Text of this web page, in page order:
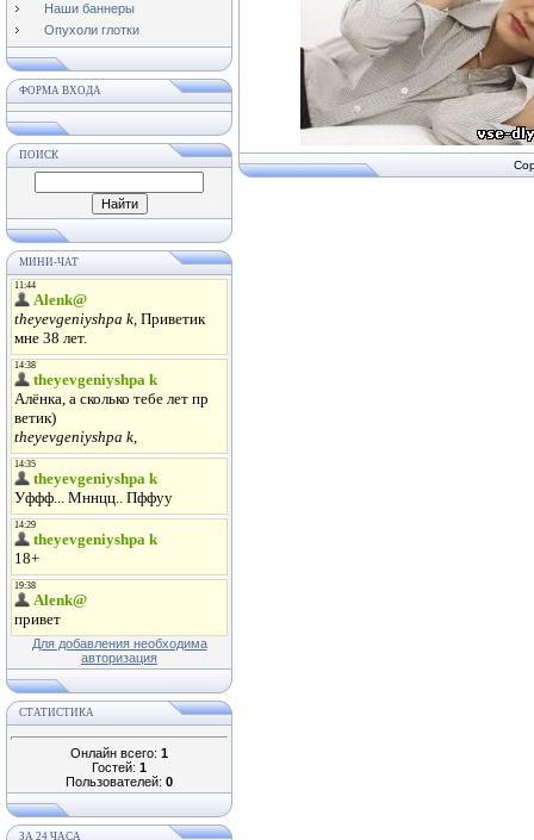
Наши баннеры
Опухоли глотки
ФОРМА ВХОДА
ПОИСК
МИНИ-ЧАТ
Для добавления необходима
авторизация
СТАТИСТИКА
Онлайн всего: 1
Гостей: 1
Пользователей: 0
ЗА 24 ЧАСА